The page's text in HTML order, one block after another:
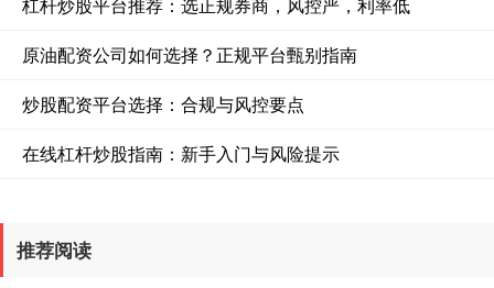
原油配资公司如何选择？正规平台甄别指南
炒股配资平台选择：合规与风控要点
在线杠杆炒股指南：新手入门与风险提示
推荐阅读